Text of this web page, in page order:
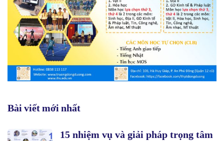
Bài viết mới nhất
15 nhiệm vụ và giải pháp trọng tâm